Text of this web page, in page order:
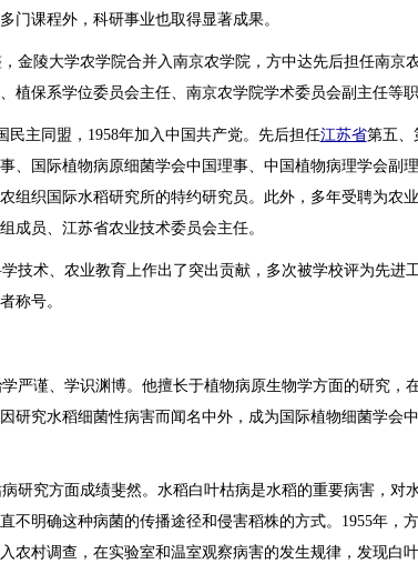
门课程外，科研事业也取得显著成果。
金陵大学农学院合并入南京农学院，方中达先后担任南京
植保系学位委员会主任、南京农学院学术委员会副主任等职
民主同盟，1958年加入中国共产党。先后担任江苏省第五、
、国际植物病原细菌学会中国理事、中国植物病理学会副理
组织国际水稻研究所的特约研究员。此外，多年受聘为农
成员、江苏省农业技术委员会主任。
技术、农业教育上作出了突出贡献，多次被学校评为先进
称号。
严谨、学识渊博。他擅长于植物病原生物学方面的研究，
研究水稻细菌性病害而闻名中外，成为国际植物细菌学会中
研究方面成绩斐然。水稻白叶枯病是水稻的重要病害，对
不明确这种病菌的传播途径和侵害稻株的方式。1955年，
农村调查，在实验室和温室观察病害的发生规律，发现白